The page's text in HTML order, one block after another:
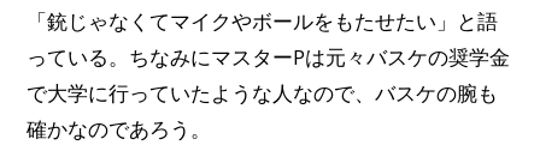
「銃じゃなくてマイクやボールをもたせたい」と語
っている。ちなみにマスターPは元々バスケの奨学金
で大学に行っていたような人なので、バスケの腕も
確かなのであろう。